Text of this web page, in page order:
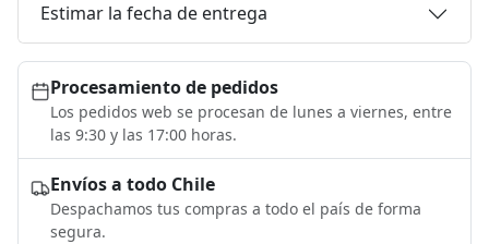
Estimar la fecha de entrega
Procesamiento de pedidos
Los pedidos web se procesan de lunes a viernes, entre
las 9:30 y las 17:00 horas.
Envíos a todo Chile
Despachamos tus compras a todo el país de forma
segura.